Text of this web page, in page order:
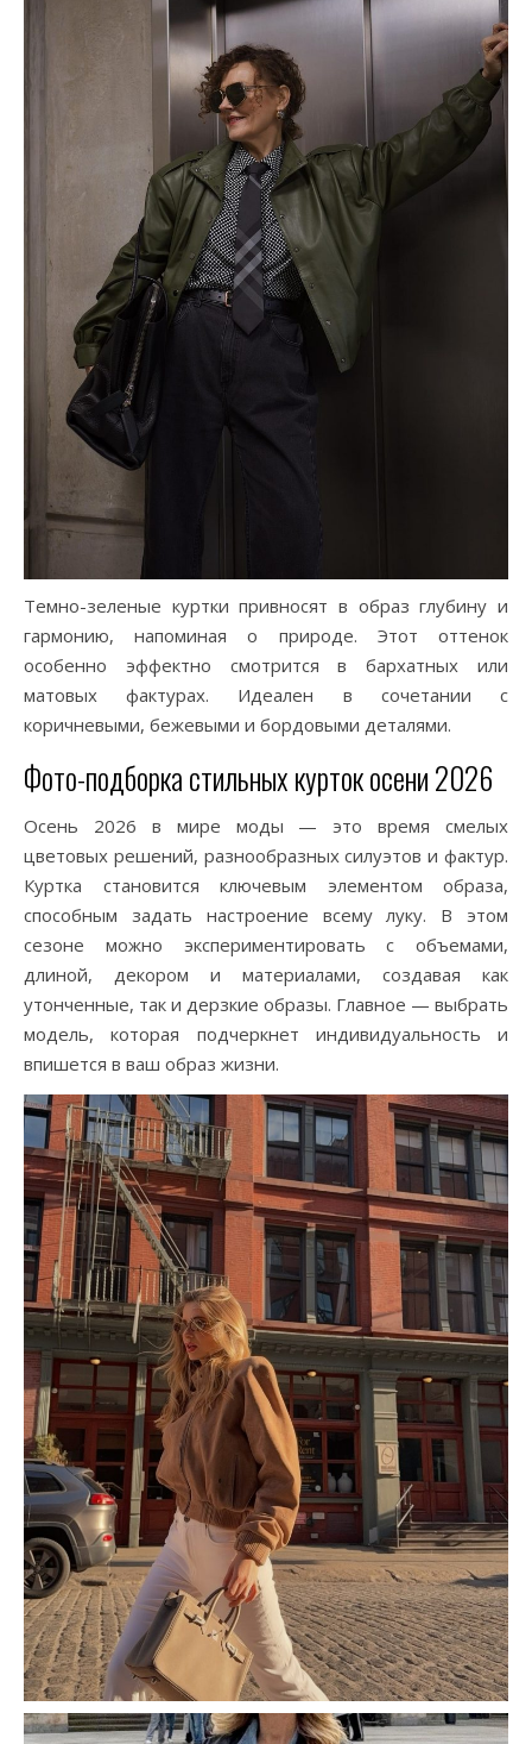
Темно-зеленые куртки привносят в образ глубину и
гармонию, напоминая о природе. Этот оттенок
особенно эффектно смотрится в бархатных или
матовых фактурах. Идеален в сочетании с
коричневыми, бежевыми и бордовыми деталями.
Фото-подборка стильных курток осени 2026
Осень 2026 в мире моды — это время смелых
цветовых решений, разнообразных силуэтов и фактур.
Куртка становится ключевым элементом образа,
способным задать настроение всему луку. В этом
сезоне можно экспериментировать с объемами,
длиной, декором и материалами, создавая как
утонченные, так и дерзкие образы. Главное — выбрать
модель, которая подчеркнет индивидуальность и
впишется в ваш образ жизни.